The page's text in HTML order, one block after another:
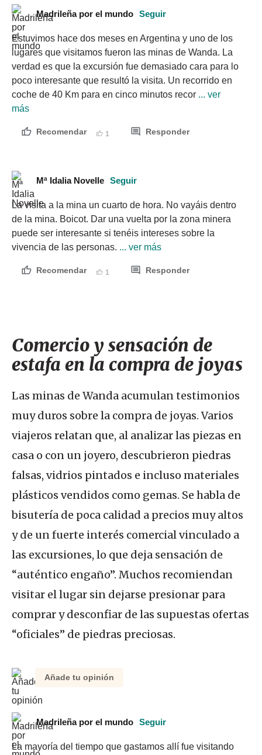
Madrileña por el mundo Seguir
Estuvimos hace dos meses en Argentina y uno de los
lugares que visitamos fueron las minas de Wanda. La
verdad es que la excursión fue demasiado cara para lo
poco interesante que resultó la visita. Un recorrido en
coche de 40 Km para en cinco minutos recor ... ver
más
Recomendar 1 Responder
Mª Idalia Novelle Seguir
La visita a la mina un cuarto de hora. No vayáis dentro
de la mina. Boicot. Dar una vuelta por la zona minera
puede ser interesante si tenéis intereses sobre la
vivencia de las personas. ... ver más
Recomendar 1 Responder
Comercio y sensación de
estafa en la compra de joyas
Las minas de Wanda acumulan testimonios
muy duros sobre la compra de joyas. Varios
viajeros relatan que, al analizar las piezas en
casa o con un joyero, descubrieron piedras
falsas, vidrios pintados e incluso materiales
plásticos vendidos como gemas. Se habla de
bisutería de poca calidad a precios muy altos
y de un fuerte interés comercial vinculado a
las excursiones, lo que deja sensación de
“auténtico engaño”. Muchos recomiendan
visitar el lugar sin dejarse presionar para
comprar y desconfiar de las supuestas ofertas
“oficiales” de piedras preciosas.
Añade tu opinión
Madrileña por el mundo Seguir
La mayoría del tiempo que gastamos allí fue visitando